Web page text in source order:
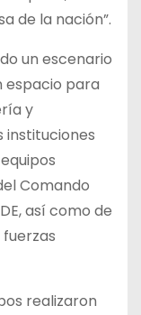
de la nación”.
un escenario
espacio para
y
Comando
así como de
realizaron